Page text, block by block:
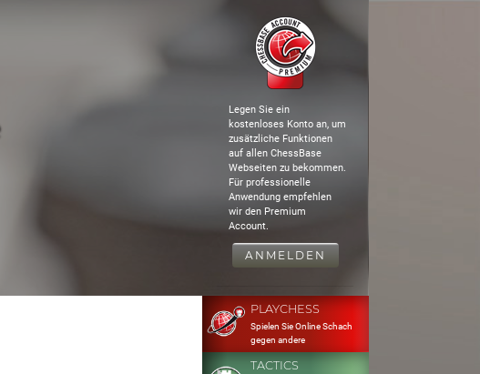
Legen Sie ein
kostenloses Konto an, um
zusätzliche Funktionen
auf allen ChessBase
Webseiten zu bekommen.
Für professionelle
Anwendung empfehlen
wir den Premium
Account.
ANMELDEN
PLAYCHESS
Spielen Sie Online Schach
gegen andere
TACTICS